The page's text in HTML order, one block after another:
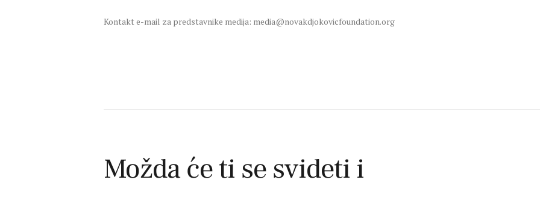
Kontakt e-mail za predstavnike medija: media@novakdjokovicfoundation.org
Možda će ti se svideti i